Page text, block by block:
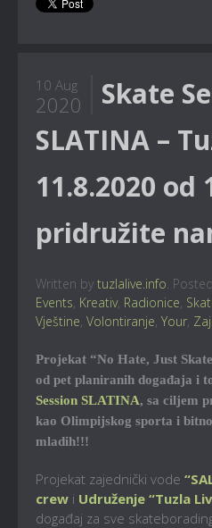
10 Aug
2020
Skate
SLATINA –
11.8.2020 od
pridružite
Written by tuzlalive.info .
Events Kreativ, Radionice
Vještine Volontiranje Your
Projekat “No Hate, Just
od pet planiranih događaja i
Session SLATINA, sa ciljem
kao Olimpijskog sporta i
mladih!!!
Projekat zajednički vode
crew i Udruženje “Tuzla
događaj za sve